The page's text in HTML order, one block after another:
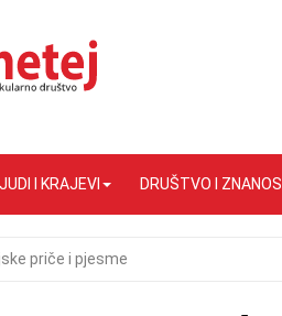
I KRAJEVI DRUŠTVO I
priče i pjesme